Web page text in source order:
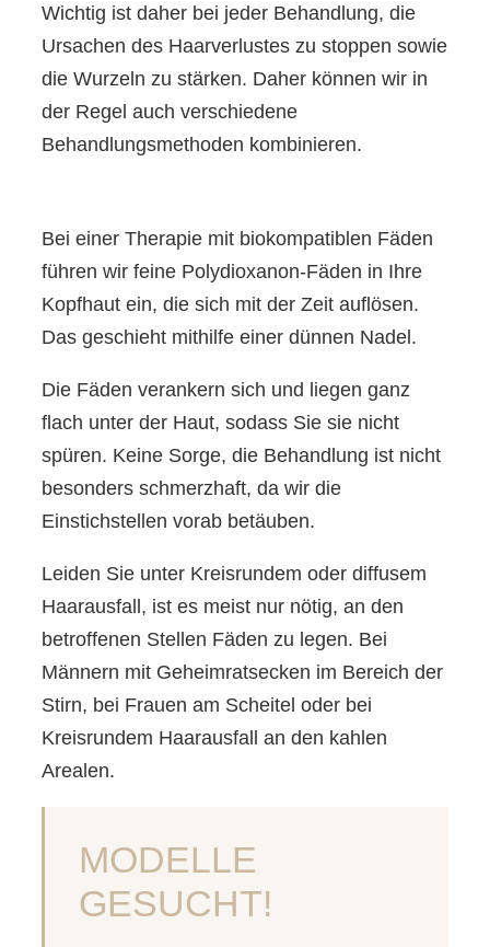
Wichtig ist daher bei jeder Behandlung, die
Ursachen des Haarverlustes zu stoppen sowie
die Wurzeln zu stärken. Daher können wir in
der Regel auch verschiedene
Behandlungsmethoden kombinieren.
Bei einer Therapie mit biokompatiblen Fäden
führen wir feine Polydioxanon-Fäden in Ihre
Kopfhaut ein, die sich mit der Zeit auflösen.
Das geschieht mithilfe einer dünnen Nadel.
Die Fäden verankern sich und liegen ganz
flach unter der Haut, sodass Sie sie nicht
spüren. Keine Sorge, die Behandlung ist nicht
besonders schmerzhaft, da wir die
Einstichstellen vorab betäuben.
Leiden Sie unter Kreisrundem oder diffusem
Haarausfall, ist es meist nur nötig, an den
betroffenen Stellen Fäden zu legen. Bei
Männern mit Geheimratsecken im Bereich der
Stirn, bei Frauen am Scheitel oder bei
Kreisrundem Haarausfall an den kahlen
Arealen.
MODELLE
GESUCHT!